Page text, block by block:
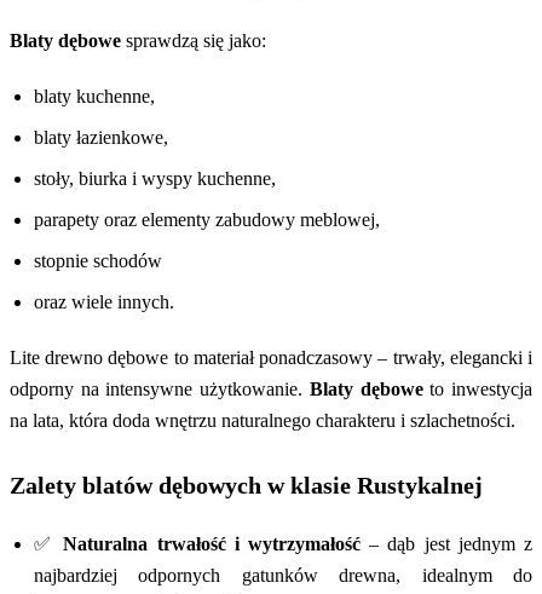
Blaty dębowe sprawdzą się jako:
blaty kuchenne,
blaty łazienkowe,
stoły, biurka i wyspy kuchenne,
parapety oraz elementy zabudowy meblowej,
stopnie schodów
oraz wiele innych.
Lite drewno dębowe to materiał ponadczasowy – trwały, elegancki i
odporny na intensywne użytkowanie. Blaty dęboweto inwestycja
na lata, która doda wnętrzu naturalnego charakteru i szlachetności.
Zalety blatów dębowych w klasie Rustykalnej
✅Naturalna trwałość i wytrzymałość – dąb jest jednym z
najbardziej odpornych gatunków drewna, idealnym do